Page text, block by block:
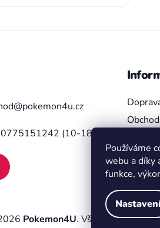
Používáme
webu a díky
funkce,
@pokemon4u.cz
(10-18h)
Pokemon4U. Všechna práva